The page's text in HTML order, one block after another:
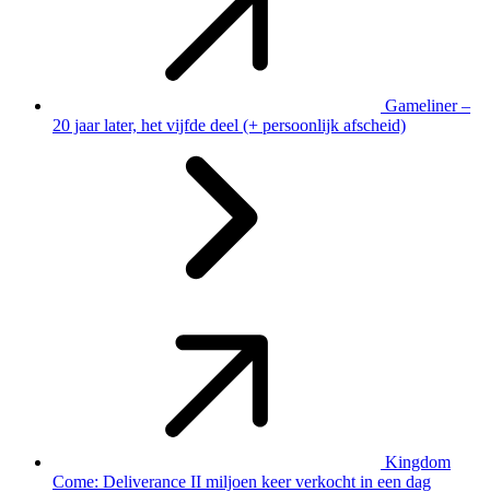
Gameliner –
20 jaar later, het vijfde deel (+ persoonlijk afscheid)
Kingdom
Come: Deliverance II miljoen keer verkocht in een dag